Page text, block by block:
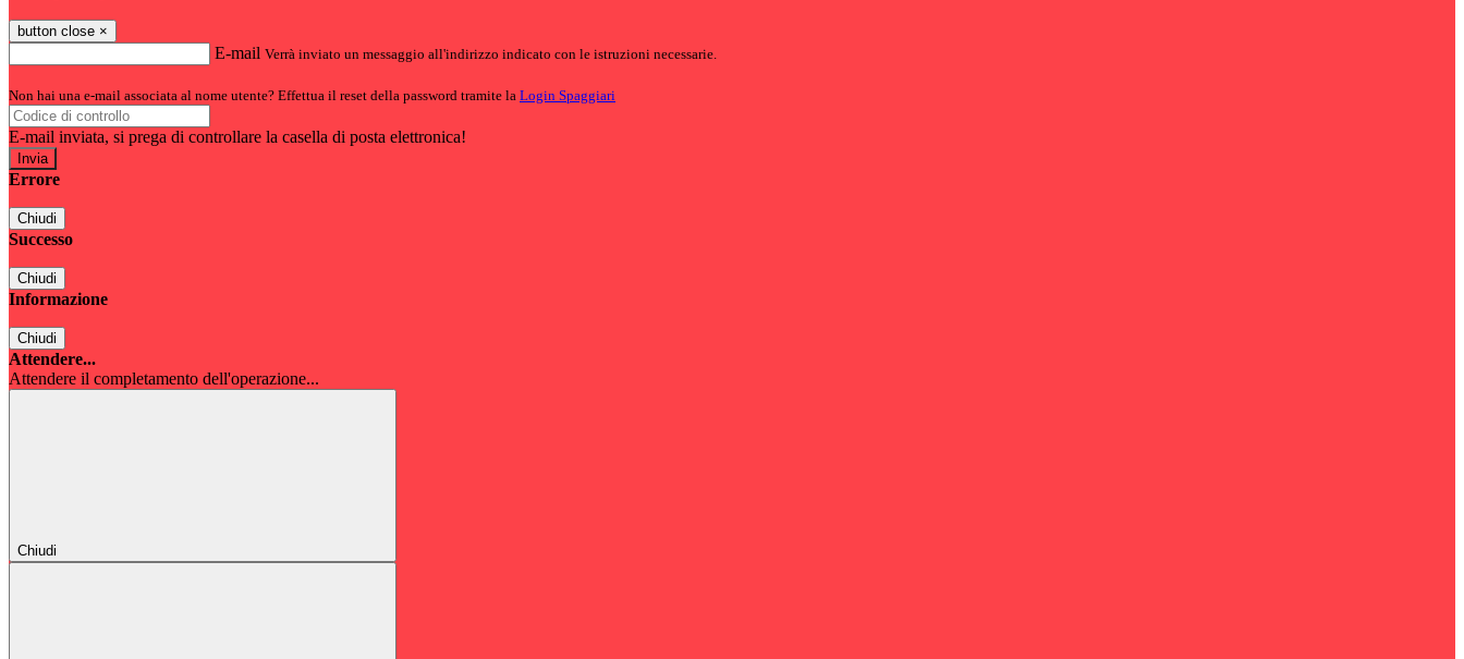
button close ×
E-mail Verrà inviato un messaggio all'indirizzo indicato con le istruzioni necessarie.
Non hai una e-mail associata al nome utente? Effettua il reset della password tramite la Login Spaggiari
E-mail inviata, si prega di controllare la casella di posta elettronica!
Errore
Chiudi
Successo
Chiudi
Informazione
Chiudi
Attendere...
Attendere il completamento dell'operazione...
Chiudi